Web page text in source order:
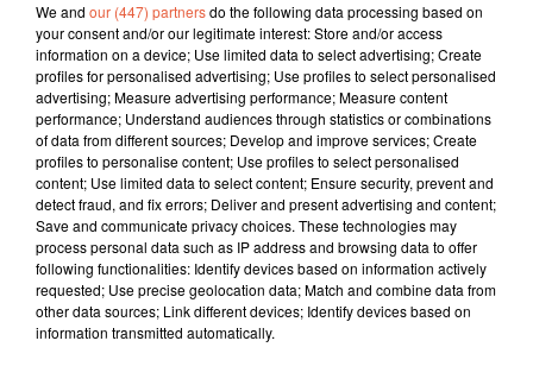
We and our (447) partnersdo the following data processing based on
your consent and/or our legitimate interest: Store and/or access
information on a device; Use limited data to select advertising; Create
profiles for personalised advertising; Use profiles to select personalised
advertising; Measure advertising performance; Measure content
performance; Understand audiences through statistics or combinations
of data from different sources; Develop and improve services; Create
profiles to personalise content; Use profiles to select personalised
content; Use limited data to select content; Ensure security, prevent and
detect fraud, and fix errors; Deliver and present advertising and content;
Save and communicate privacy choices. These technologies may
process personal data such as IP address and browsing data to offer
following functionalities: Identify devices based on information actively
requested; Use precise geolocation data; Match and combine data from
other data sources; Link different devices; Identify devices based on
information transmitted automatically.